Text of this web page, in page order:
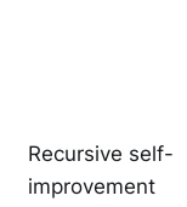
Recursive self-
improvement